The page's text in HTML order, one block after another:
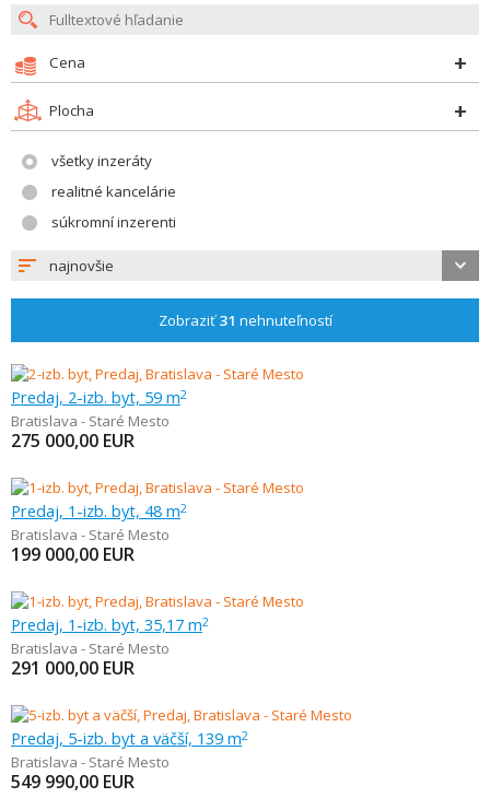
Cena
Plocha
všetky inzeráty
realitné kancelárie
súkromní inzerenti
najnovšie
Zobraziť31 nehnuteľností
Predaj, 2-izb. byt, 59 m2
Bratislava - Staré Mesto
275 000,00 EUR
Predaj, 1-izb. byt, 48 m2
Bratislava - Staré Mesto
199 000,00 EUR
Predaj, 1-izb. byt, 35,17 m2
Bratislava - Staré Mesto
291 000,00 EUR
Predaj, 5-izb. byt a väčší, 139 m2
Bratislava - Staré Mesto
549 990,00 EUR